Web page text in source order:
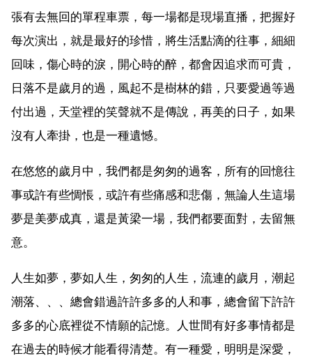
張有去無回的單程車票，每一場都是現場直播，把握好
每次演出，就是最好的珍惜，將生活點滴的往事，細細
回味，傷心時的淚，開心時的醉，都會因追求而可貴，
日落不是歲月的過，風起不是樹林的錯，只要愛過等過
付出過，天堂裡的笑聲就不是傳說，再美的日子，如果
沒有人牽掛，也是一種遺憾。
在悠悠的歲月中，我們都是匆匆的過客，所有的回憶往
事或許有些惆悵，或許有些痛感和悲傷，無論人生這場
夢是美夢成真，還是黃梁一場，我們都要面對，去留無
意。
人生如夢，夢如人生，匆匆的人生，流連的歲月，潮起
潮落、、、總會錯過許許多多的人和事，總會留下許許
多多的心底裡從不情願的記憶。人世間有好多事情都是
在過去的時候才能看得清楚。有一種愛，明明是深愛，